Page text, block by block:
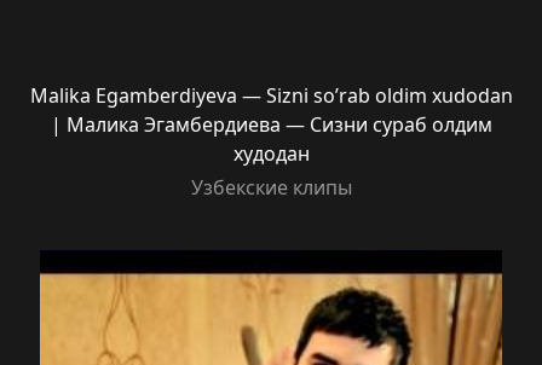
Malika Egamberdiyeva — Sizni so’rab oldim xudodan
| Малика Эгамбердиева — Сизни сураб олдим
худодан
Узбекские клипы